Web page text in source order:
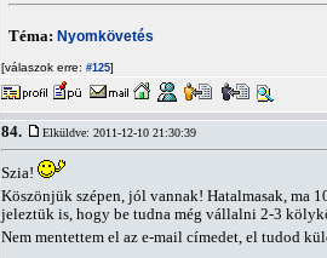
Téma: Nyomkövetés
[válaszok erre: #125]
84. Elküldve: 2011-12-10 21:30:39
Szia!
Köszönjük szépen, jól vannak! Hatalmasak, ma
jeleztük is, hogy be tudna még vállalni 2-3
Nem mentettem el az e-mail címedet, el tudod